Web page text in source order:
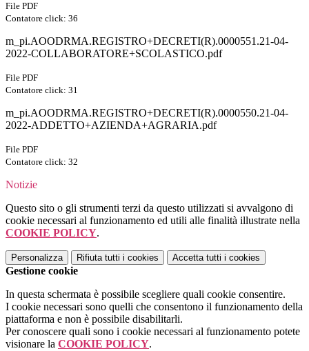
File PDF
Contatore click: 36
m_pi.AOODRMA.REGISTRO+DECRETI(R).0000551.21-04-
2022-COLLABORATORE+SCOLASTICO.pdf
File PDF
Contatore click: 31
m_pi.AOODRMA.REGISTRO+DECRETI(R).0000550.21-04-
2022-ADDETTO+AZIENDA+AGRARIA.pdf
File PDF
Contatore click: 32
Notizie
Questo sito o gli strumenti terzi da questo utilizzati si avvalgono di
cookie necessari al funzionamento ed utili alle finalità illustrate nella
COOKIE POLICY.
Personalizza Rifiuta tutti i cookies Accetta tutti i cookies
Gestione cookie
In questa schermata è possibile scegliere quali cookie consentire.
I cookie necessari sono quelli che consentono il funzionamento della
piattaforma e non è possibile disabilitarli.
Per conoscere quali sono i cookie necessari al funzionamento potete
visionare la COOKIE POLICY.